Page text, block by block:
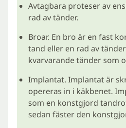
Avtagbara proteser av
rad av tänder.
Broar. En bro är en fast
tand eller en rad av
kvarvarande tänder som
Implantat. Implantat är
opereras in i käkbenet.
som en konstgjord
sedan fäster den